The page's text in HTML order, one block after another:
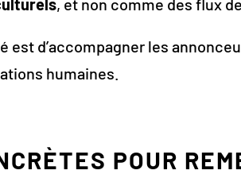
, et non comme des flux
est d’accompagner les
humaines.
POUR